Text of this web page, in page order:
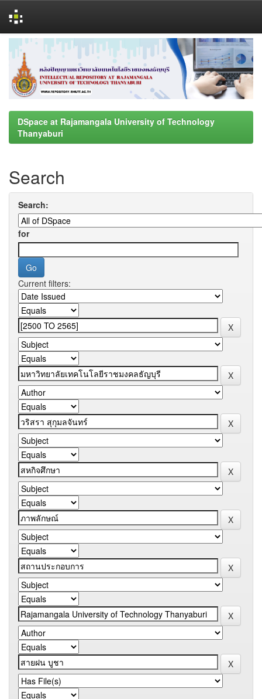
navigation
DSpace at Rajamangala University of Technology
Thanyaburi
Search
Search:
for
Current filters: